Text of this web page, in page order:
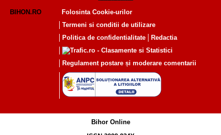
BIHON.RO
Folosinta Cookie-urilor
Termeni si conditii de utilizare
Politica de confidentialitate
Redactia
Regulament postare și moderare comentarii
Bihor Online